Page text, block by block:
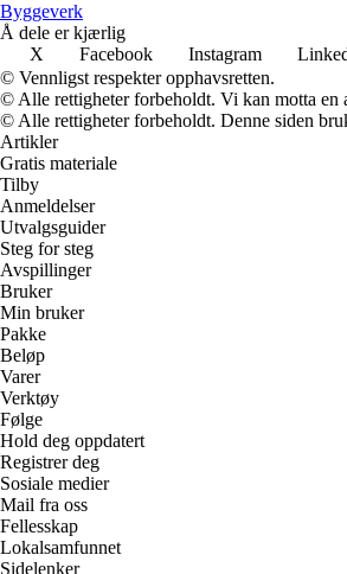
Byggeverk
Å dele er kjærlig
X
Facebook Instagram
© Vennligst respekter opphavsretten.
© Alle rettigheter forbeholdt. Vi kan motta en
© Alle rettigheter forbeholdt. Denne siden
Artikler
Gratis materiale
Tilby
Anmeldelser
Utvalgsguider
Steg for steg
Avspillinger
Bruker
Min bruker
Pakke
Beløp
Varer
Verktøy
Følge
Hold deg oppdatert
Registrer deg
Sosiale medier
Mail fra oss
Fellesskap
Lokalsamfunnet
Sidelenker